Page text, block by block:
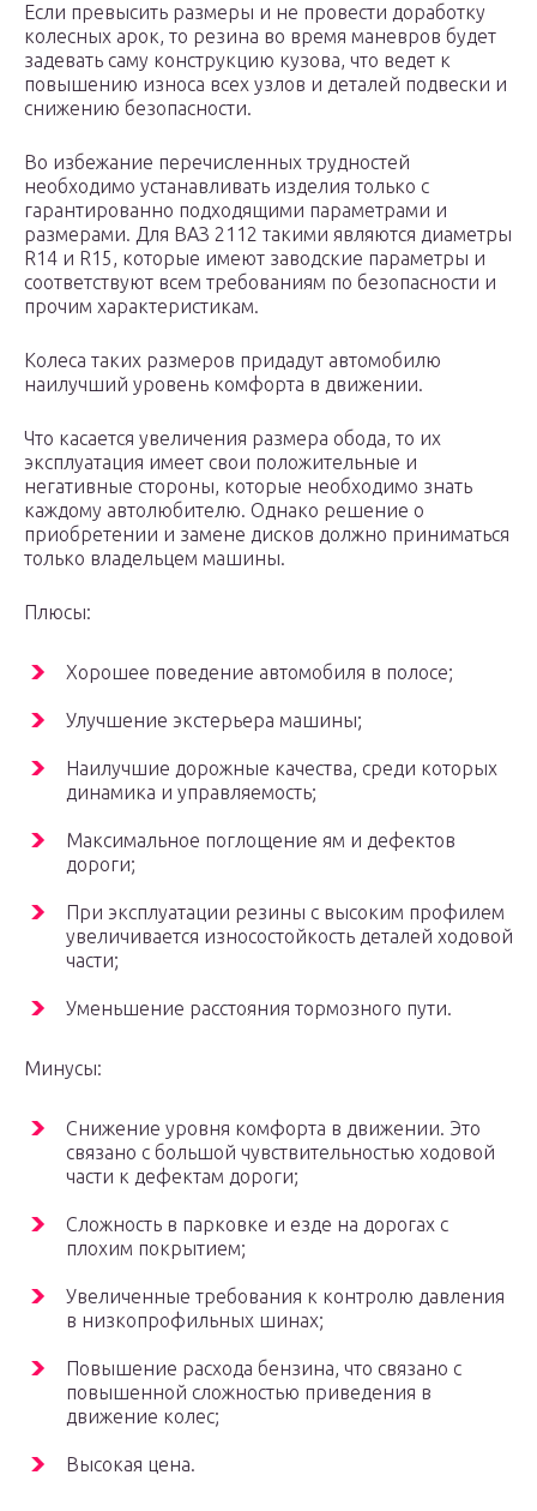
Если превысить размеры и не провести доработку
колесных арок, то резина во время маневров будет
задевать саму конструкцию кузова, что ведет к
повышению износа всех узлов и деталей подвески и
снижению безопасности.
Во избежание перечисленных трудностей
необходимо устанавливать изделия только с
гарантированно подходящими параметрами и
размерами. Для ВАЗ 2112 такими являются диаметры
R14 и R15, которые имеют заводские параметры и
соответствуют всем требованиям по безопасности и
прочим характеристикам.
Колеса таких размеров придадут автомобилю
наилучший уровень комфорта в движении.
Что касается увеличения размера обода, то их
эксплуатация имеет свои положительные и
негативные стороны, которые необходимо знать
каждому автолюбителю. Однако решение о
приобретении и замене дисков должно приниматься
только владельцем машины.
Плюсы:
Хорошее поведение автомобиля в полосе;
Улучшение экстерьера машины;
Наилучшие дорожные качества, среди которых
динамика и управляемость;
Максимальное поглощение ям и дефектов
дороги;
При эксплуатации резины с высоким профилем
увеличивается износостойкость деталей ходовой
части;
Уменьшение расстояния тормозного пути.
Минусы:
Снижение уровня комфорта в движении. Это
связано с большой чувствительностью ходовой
части к дефектам дороги;
Сложность в парковке и езде на дорогах с
плохим покрытием;
Увеличенные требования к контролю давления
в низкопрофильных шинах;
Повышение расхода бензина, что связано с
повышенной сложностью приведения в
движение колес;
Высокая цена.